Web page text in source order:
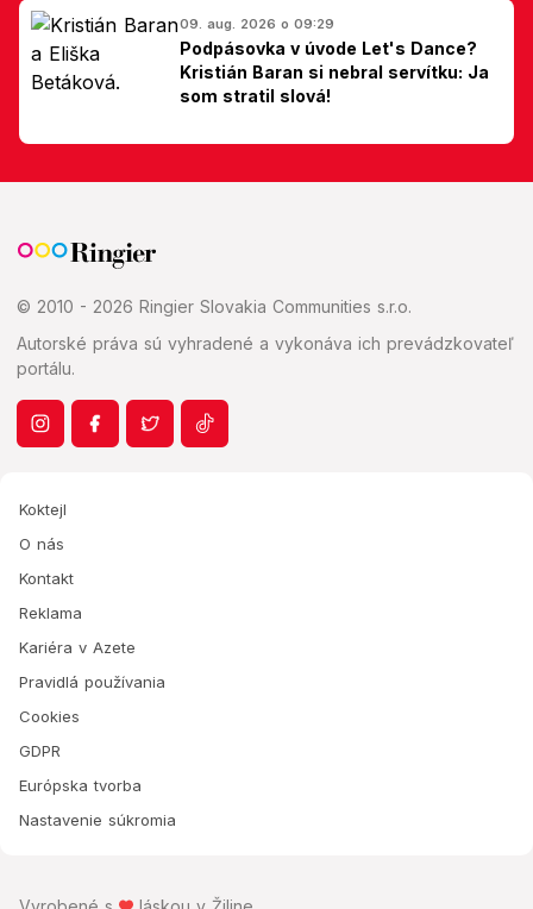
09. aug. 2026 o 09:29
Podpásovka v úvode Let's Dance?
Kristián Baran si nebral servítku: Ja
som stratil slová!
© 2010 - 2026 Ringier Slovakia Communities s.r.o.
Autorské práva sú vyhradené a vykonáva ich prevádzkovateľ
portálu.
Koktejl
O nás
Kontakt
Reklama
Kariéra v Azete
Pravidlá používania
Cookies
GDPR
Európska tvorba
Nastavenie súkromia